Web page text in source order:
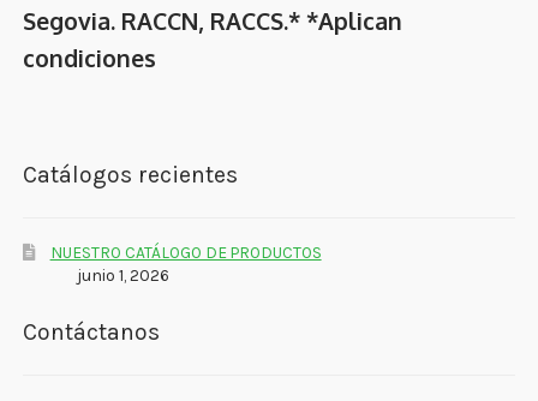
Segovia. RACCN, RACCS.* *Aplican
condiciones
Catálogos recientes
NUESTRO CATÁLOGO DE PRODUCTOS
junio 1, 2026
Contáctanos